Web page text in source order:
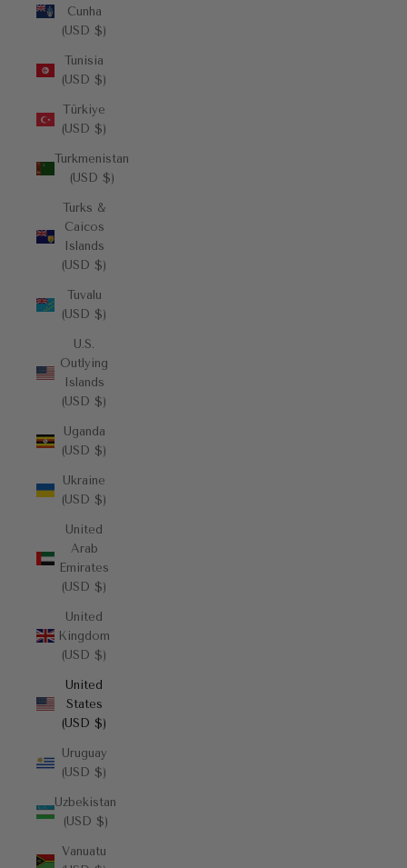
Cunha
(USD $)
Tunisia
(USD $)
Türkiye
(USD $)
Turkmenistan
(USD $)
Turks &
Caicos
Islands
(USD $)
Tuvalu
(USD $)
U.S.
Outlying
Islands
(USD $)
Uganda
(USD $)
Ukraine
(USD $)
United
Arab
Emirates
(USD $)
United
Kingdom
(USD $)
United
States
(USD $)
Uruguay
(USD $)
Uzbekistan
(USD $)
Vanuatu